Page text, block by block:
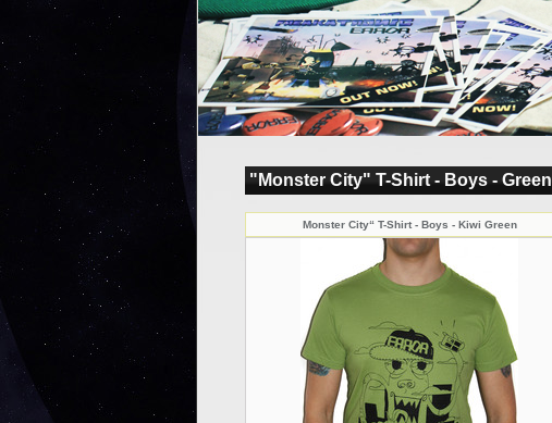
"Monster City" T-Shirt - Boys - Green
Monster City“ T-Shirt - Boys - Kiwi Green